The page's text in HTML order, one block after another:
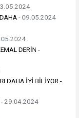
-09.05.2024
DERİN -
DAHA İYİ BİLİYOR -
29.04.2024